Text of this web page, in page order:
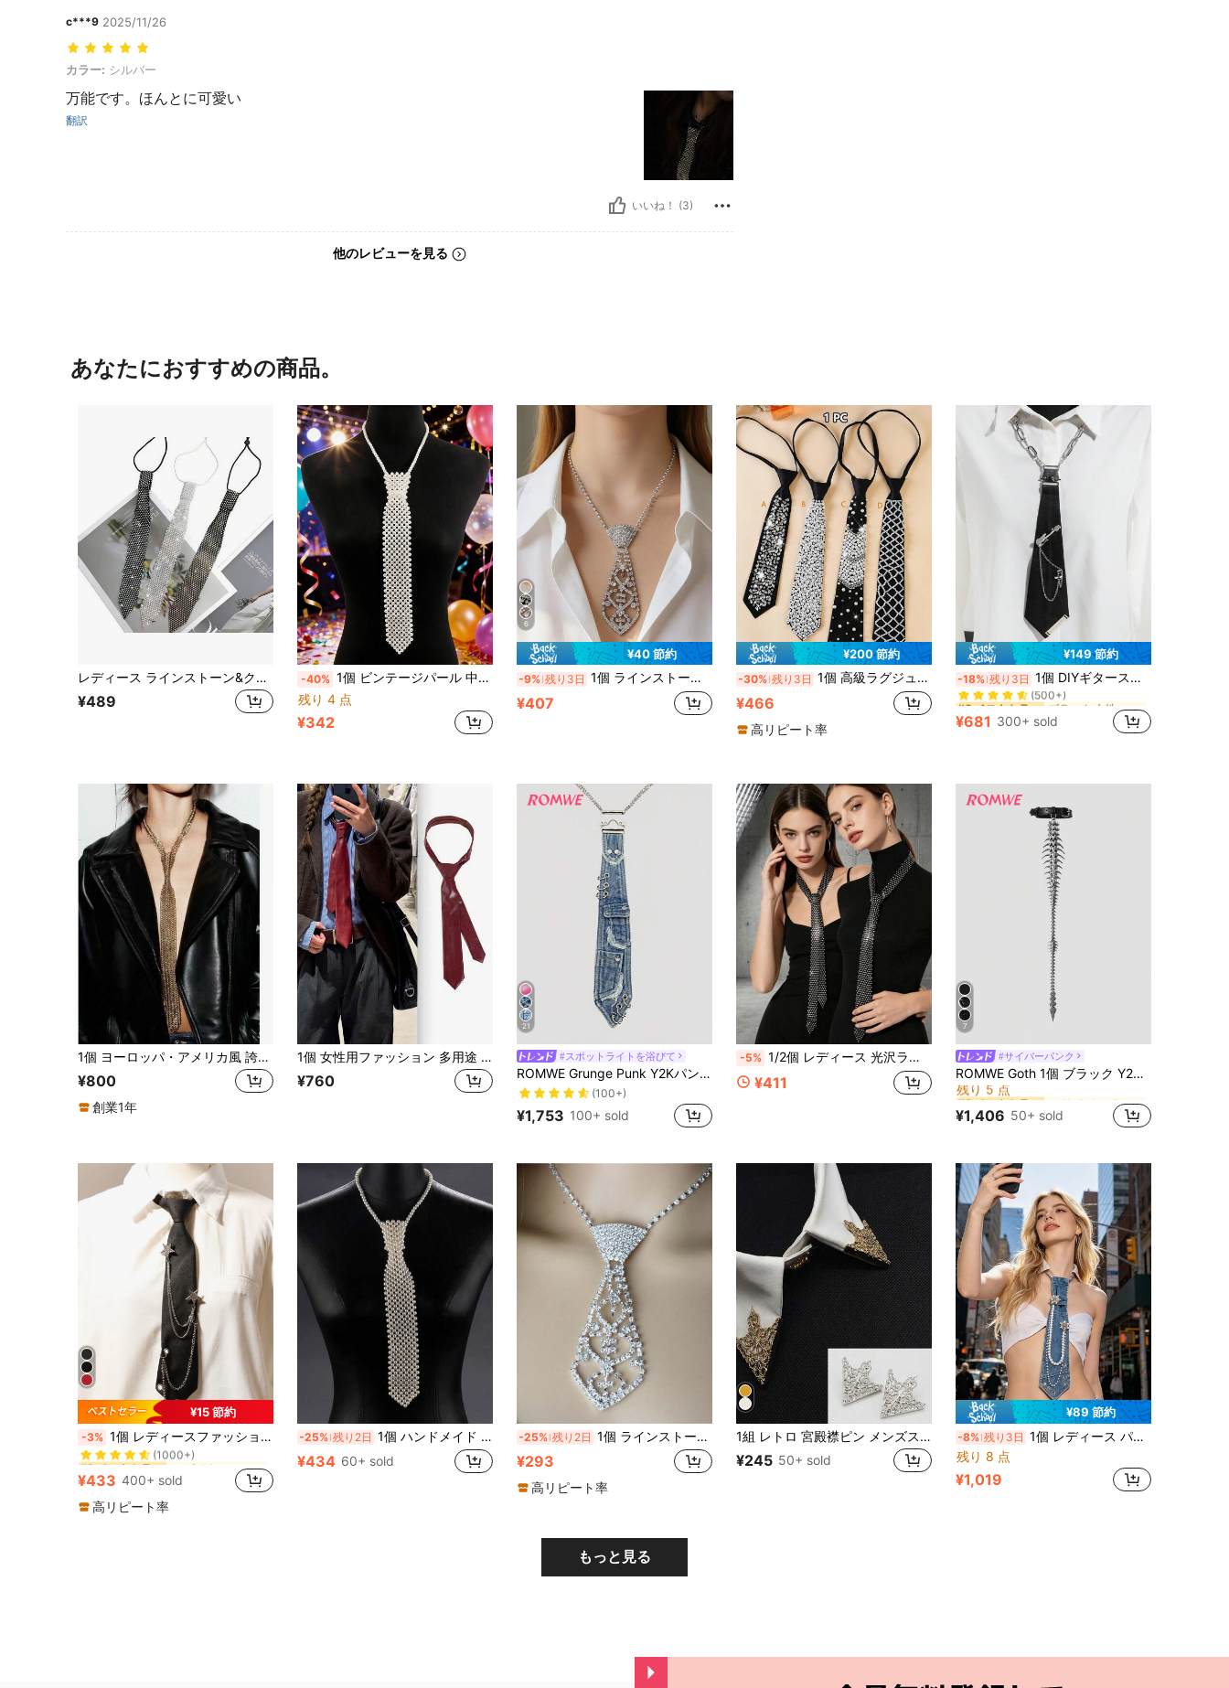
c***9 2025/11/26
カラー: シルバー
カラー: シルバー
万能です。ほんとに可愛い
翻訳
いいね！ (3)
他のレビューを見る
あなたにおすすめの商品。
レディース ラインストーン&クリスタル タイネックレス、キラキラ スパンコール タイペンダント、調整可能なY2Kファッションジュエリー、パーティー、ボール、ホリデー、カーニバルアクセサリーに適しています(3色展開)、フェスティバル、旅行、ディスコ、卒業式アウトフィット、学校
¥489
-40% 1個 ビンテージパール 中空シャツカラーアクセサリー、韓国スタイル、ハンドメイド装飾、フェスティバル、旅行、ディスコ、卒業式の衣装
残り 4 点
¥342
6
¥40 節約
-9% 残り3日 1個 ラインストーン ネクタイネックレス、ブライダルドレスアクセサリー、矢印型サマーファッションタイ、卒業式の衣装、ディスコ
¥407
¥200 節約
-30% 残り3日 1個 高級ラグジュアリー レディースネクタイ、完全手作り ビーズ付きジッパー ネクタイ デラックスデザイン 春用
¥466
高リピート率
¥149 節約
-18% 残り3日 1個 DIYギタースター メタルチェーンネクタイクリップ、カジュアルネクタイアクセサリー、カレッジ、パーティー、パフォーマンス、ドレスファッション、クリスマスの装飾に
#8 ベストセラー
ブラック 女性用ネクタイ
(500+)
#8 ベストセラー
(500+)
#8 ベストセラー
(500+)
#8 ベストセラー
ブラック 女性用ネクタイ
¥681 300+ sold
1個 ヨーロッパ・アメリカ風 誇張されたホロー チェーン マルチレイヤーネックレス、ボヘミアンスタイル デイリーウェアやパーティーに
¥800
創業1年
1個 女性用ファッション 多用途 ミニマリスト PU 無地ネクタイ、パーティーや日常着、フェスティバル、旅行、ディスコ、卒業式の衣装に
¥760
21
#スポットライトを浴びて
ROMWE Grunge Punk Y2Kパンクメタルリングアクセサリー、複数の目とポケットデザイン、ワビサビエッジのネクタイ(女性用)、個性的でクールな装飾的オーナメント
(100+)
¥1,753 100+ sold
-5% 1/2個 レディース 光沢ラインストーンメッシュ ネクタイ、エレガントなスパンコールダイヤモンドチョーカーネックレス、ラグジュアリーなイブニングパーティーボールウェディングアクセサリー
¥411
7
#サイバーパンク
ROMWE Goth 1個 ブラック Y2K パンク調 ドラゴン スコーピオン デコレーション トラッシュパンク ファッション ミニマリスト 3D ユニセックス ネクタイ、学校、カジュアル、通勤、コンサート、デートなどに適しています
#8 ベストセラー
残り 5 点
#8 ベストセラー
残り 5 点
#8 ベストセラー
残り 5 点
#8 ベストセラー に サイバーパンク アクセサリー
¥1,406 50+ sold
¥15 節約
-3% 1個 レディースファッション ラインストーン スター装飾 タッセル 取り外し可能 ブラックチョーカーネックレス、デート、日常着、学校に適しています
#2 ベストセラー
に ビジネススーツ おすすめ
(1000+)
#2 ベストセラー
(1000+)
#2 ベストセラー
(1000+)
#2 ベストセラー
に ビジネススーツ おすすめ
(1000+)
¥433 400+ sold
高リピート率
-25% 残り2日 1個 ハンドメイド バロック調 フェイクパール ビーズネクタイ、ファッション小物
¥434 60+ sold
-25% 残り2日 1個 ラインストーン付きタイネックレス、ステージ パフォーマンスや パーティー出席に最適なアクセサリー 女性用
¥293
高リピート率
1組 レトロ 宮殿襟ピン メンズスーツシャツ用、アンティーク風ブロンズ製 中空三角形 衣類襟留め具
¥245 50+ sold
¥89 節約
-8% 残り3日 1個 レディース パンク ウォッシュドデニム 取り外し可能なネクタイ、ラインストーン雪の結晶、マルチレイヤーパールチェーン、レディースJKシャツ装飾カラー
残り 8 点
¥1,019
もっと見る